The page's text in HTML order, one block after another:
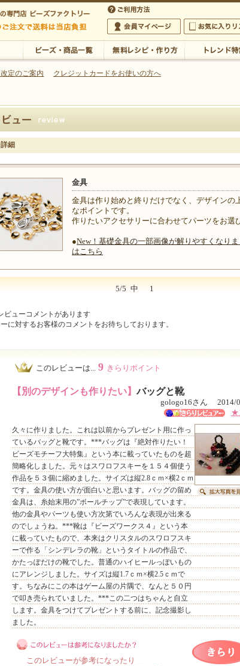
クセサリーの専門店
会員マイページ
お気に入りリス
定のご案内 クレジットカードをお使いの方へ
細
金具
金具は作り始めと終りだけでなく、デザインの
なポイントです。
作りたいアクセサリーに合わせてパーツをお選
●New！基礎金具の一部画像が解りやすくなり
はこちら
5/5 中 1
ビューコメントがあります
に対するお客様のコメントをお待ちしております。
このレビューは... 9 きらりポイント
【別のデザインも作りたい】バッグと靴
gologo16さん 2014/
久々に作りました。これは以前からプレゼント用に作っ
ているバッグと靴です。***バッグは『絶対作りたい！
ビーズモチーフ大特集』という本に載っていたものを超
簡略化しました。元々はスワロフスキーを１５４個使う
作品を５３個に縮めました。サイズは縦2.8ｃｍ×横2ｃｍ
です。金具の使い方が面白いと思います。バッグの留め
金具は、糸始末用の”ボールチップ”で表現しています。
他の金具やパーツも使い方次第でいろんな表現が出来る
のでしょうね。***靴は『ビーズワークス４』という本
に載っていたもので、本来はクリスタルのスワロフスキ
ーで作る「シンデレラの靴」というタイトルの作品で、
かたっぽだけの靴でした。普通のハイヒールっぽいもの
にアレンジしました。サイズは縦1.7ｃｍ×横2.5ｃｍで
す。ちなみにこの本はゲーム屋の片隅で、なんと５０円
で叩き売られていました。***この二つはちゃんと自立
します。金具をつけてプレゼントする前に、記念撮影し
ました。
このレビューが参考になったり